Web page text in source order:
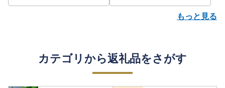
もっと見る
カテゴリから返礼品をさがす